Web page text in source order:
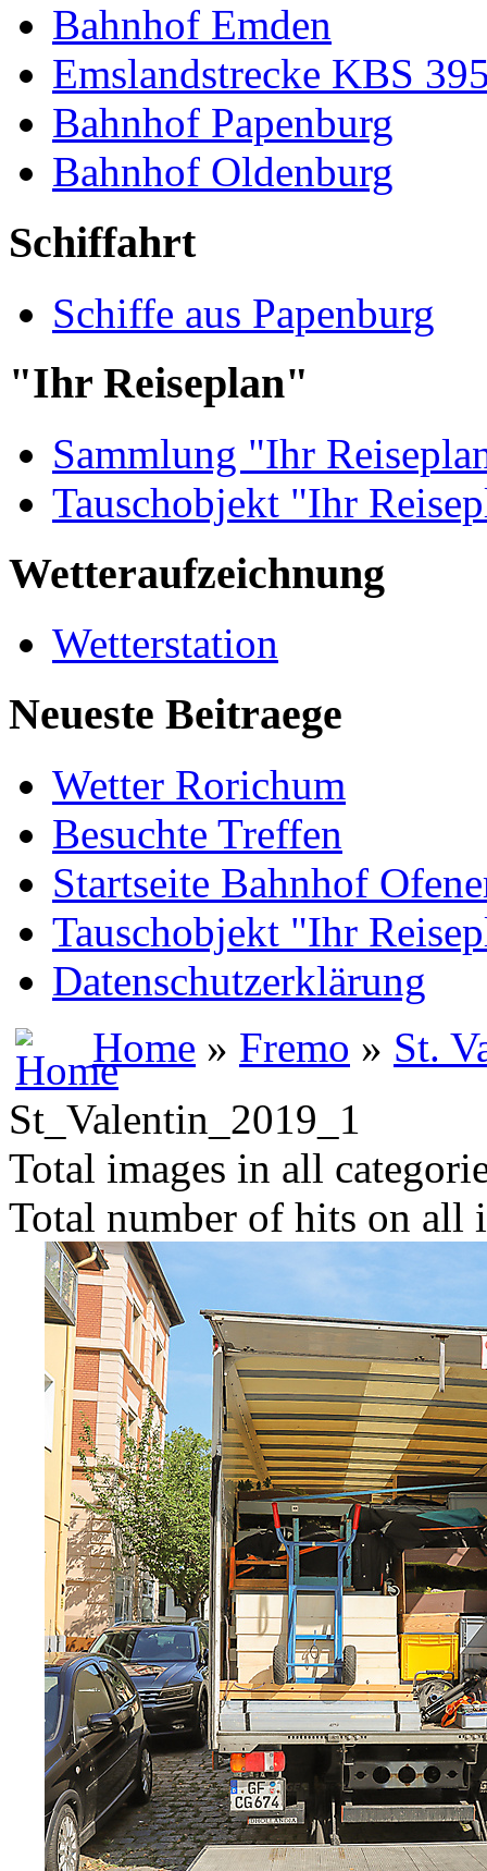
Bahnhof Emden
Emslandstrecke KBS
Bahnhof Papenburg
Bahnhof Oldenburg
Schiffahrt
Schiffe aus Papenburg
"Ihr Reiseplan"
Sammlung "Ihr
Tauschobjekt "Ihr
Wetteraufzeichnung
Wetterstation
Neueste Beitraege
Wetter Rorichum
Besuchte Treffen
Startseite Bahnhof
Tauschobjekt "Ihr
Datenschutzerklärung
Home » Fremo » St.
St_Valentin_2019_1
Total images in all
Total number of hits on all